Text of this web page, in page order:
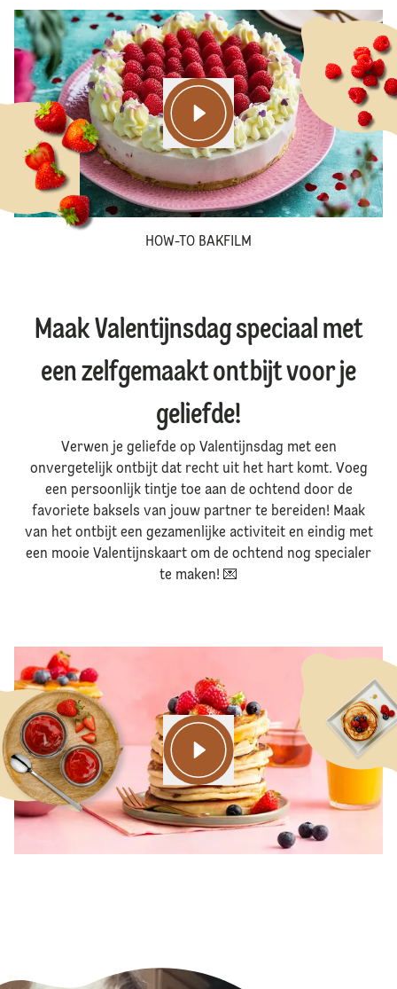
HOW-TO BAKFILM
Maak Valentijnsdag speciaal met
een zelfgemaakt ontbijt voor je
geliefde!
Verwen je geliefde op Valentijnsdag met een
onvergetelijk ontbijt dat recht uit het hart komt. Voeg
een persoonlijk tintje toe aan de ochtend door de
favoriete baksels van jouw partner te bereiden! Maak
van het ontbijt een gezamenlijke activiteit en eindig met
een mooie Valentijnskaart om de ochtend nog specialer
te maken! 💌